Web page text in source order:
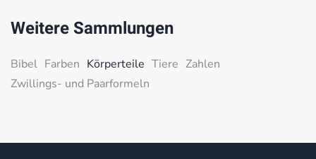
Weitere Sammlungen
Bibel Farben Körperteile Tiere Zahlen
Zwillings- und Paarformeln